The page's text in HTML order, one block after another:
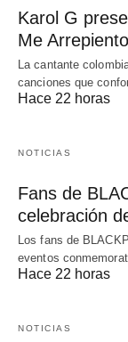
Karol G
Me
La cantante
canciones que
Hace 22 horas
NOTICIAS
Fans de
celebración
Los fans de
eventos
Hace 22 horas
NOTICIAS